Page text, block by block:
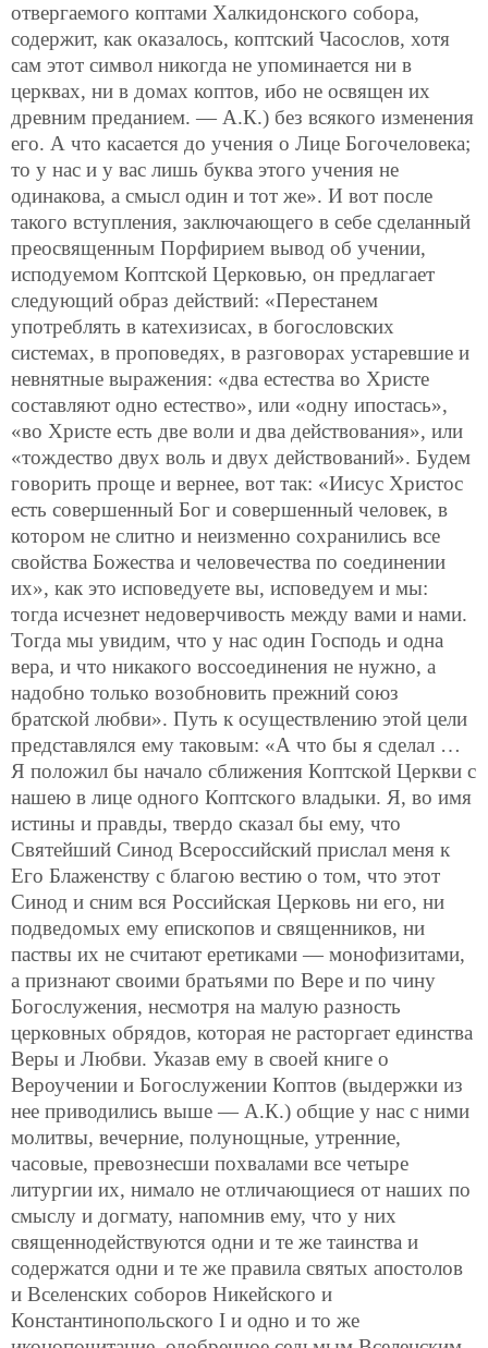
отвергаемого коптами Халкидонского собора,
содержит, как оказалось, коптский Часослов, хотя
сам этот символ никогда не упоминается ни в
церквах, ни в домах коптов, ибо не освящен их
древним преданием. — А.К.) без всякого изменения
его. А что касается до учения о Лице Богочеловека;
то у нас и у вас лишь буква этого учения не
одинакова, а смысл один и тот же». И вот после
такого вступления, заключающего в себе сделанный
преосвященным Порфирием вывод об учении,
исподуемом Коптской Церковью, он предлагает
следующий образ действий: «Перестанем
употреблять в катехизисах, в богословских
системах, в проповедях, в разговорах устаревшие и
невнятные выражения: «два естества во Христе
составляют одно естество», или «одну ипостась»,
«во Христе есть две воли и два действования», или
«тождество двух воль и двух действований». Будем
говорить проще и вернее, вот так: «Иисус Христос
есть совершенный Бог и совершенный человек, в
котором не слитно и неизменно сохранились все
свойства Божества и человечества по соединении
их», как это исповедуете вы, исповедуем и мы:
тогда исчезнет недоверчивость между вами и нами.
Тогда мы увидим, что у нас один Господь и одна
вера, и что никакого воссоединения не нужно, а
надобно только возобновить прежний союз
братской любви». Путь к осуществлению этой цели
представлялся ему таковым: «А что бы я сделал …
Я положил бы начало сближения Коптской Церкви с
нашею в лице одного Коптского владыки. Я, во имя
истины и правды, твердо сказал бы ему, что
Святейший Синод Всероссийский прислал меня к
Его Блаженству с благою вестию о том, что этот
Синод и сним вся Российская Церковь ни его, ни
подведомых ему епископов и священников, ни
паствы их не считают еретиками — монофизитами,
а признают своими братьями по Вере и по чину
Богослужения, несмотря на малую разность
церковных обрядов, которая не расторгает единства
Веры и Любви. Указав ему в своей книге о
Вероучении и Богослужении Коптов (выдержки из
нее приводились выше — А.К.) общие у нас с ними
молитвы, вечерние, полунощные, утренние,
часовые, превознесши похвалами все четыре
литургии их, нимало не отличающиеся от наших по
смыслу и догмату, напомнив ему, что у них
священнодействуются одни и те же таинства и
содержатся одни и те же правила святых апостолов
и Вселенских соборов Никейского и
Константинопольского I и одно и то же